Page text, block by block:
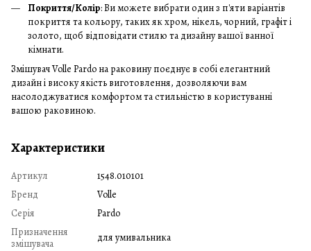
Покриття/Колір: Ви можете вибрати один з п'яти варіантів
покриття та кольору, таких як хром, нікель, чорний, графіт і
золото, щоб відповідати стилю та дизайну вашої ванної
кімнати.
Змішувач Volle Pardo на раковину поєднує в собі елегантний
дизайн і високу якість виготовлення, дозволяючи вам
насолоджуватися комфортом та стильністю в користуванні
вашою раковиною.
Характеристики
Артикул
1548.010101
Бренд
Volle
Серія
Pardo
Призначення
змішувача
для умивальника